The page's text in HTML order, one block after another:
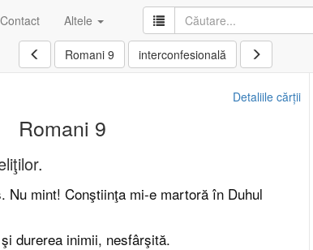
Contact Altele
Romani 9 interconfesională
Detaliile cărții
Romani 9
Nu mint! Conştiinţa mi-e martoră în Duhul
durerea inimii, nesfârşită.